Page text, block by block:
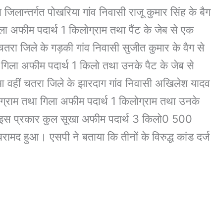
पोखरिया गांव निवासी राजू कुमार सिंह के बैग
अफीम पदार्थ 1 किलोग्राम तथा पैंट के जेब से एक
जिले के गड़की गांव निवासी सुजीत कुमार के वैग से
अफीम पदार्थ 1 किलो तथा उनके पैट के जेब से
वहीं चतरा जिले के झारदाग गांव निवासी अखिलेश यादव
तथा गिला अफीम पदार्थ 1 किलोग्राम तथा उनके
प्रकार कुल सूखा अफीम पदार्थ 3 किलो0 500
हुआ। एसपी ने बताया कि तीनों के विरुद्ध कांड दर्ज